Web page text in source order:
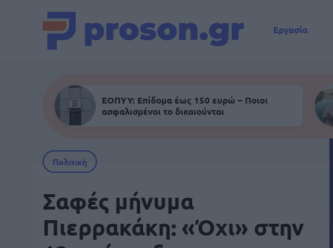
Εργασία
ΕΟΠΥΥ: Επίδομα έως 150 ευρώ – Ποιοι
ασφαλισμένοι το δικαιούνται
Πολιτική
Σαφές μήνυμα
Πιερρακάκη: «Όχι» στην